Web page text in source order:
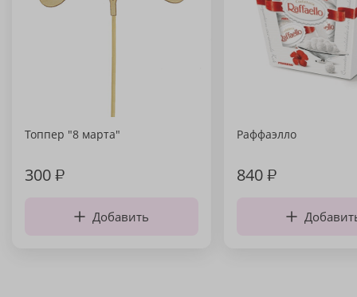
Топпер "8 марта"
300₽
Добавить
Раффаэлло
840₽